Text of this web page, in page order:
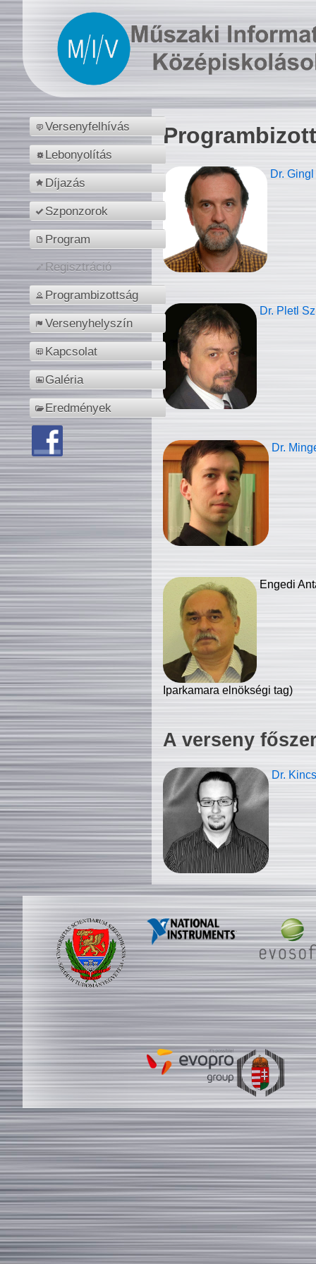
Versenyfelhívás
Lebonyolítás
Díjazás
Szponzorok
Program
Regisztráció
Programbizottság
Versenyhelyszín
Kapcsolat
Galéria
Eredmények
Dr.
Dr. Pletl
Dr.
Engedi
Iparkamara elnökségi tag)
A verseny
Dr.